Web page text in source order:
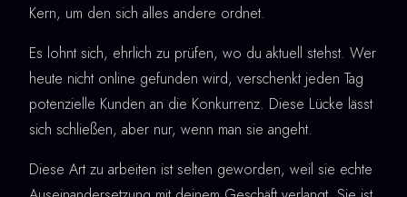
Kern, um den sich alles andere ordnet.
Es lohnt sich, ehrlich zu prüfen, wo du aktuell stehst. Wer
heute nicht online gefunden wird, verschenkt jeden Tag
potenzielle Kunden an die Konkurrenz. Diese Lücke lässt
sich schließen, aber nur, wenn man sie angeht.
Diese Art zu arbeiten ist selten geworden, weil sie echte